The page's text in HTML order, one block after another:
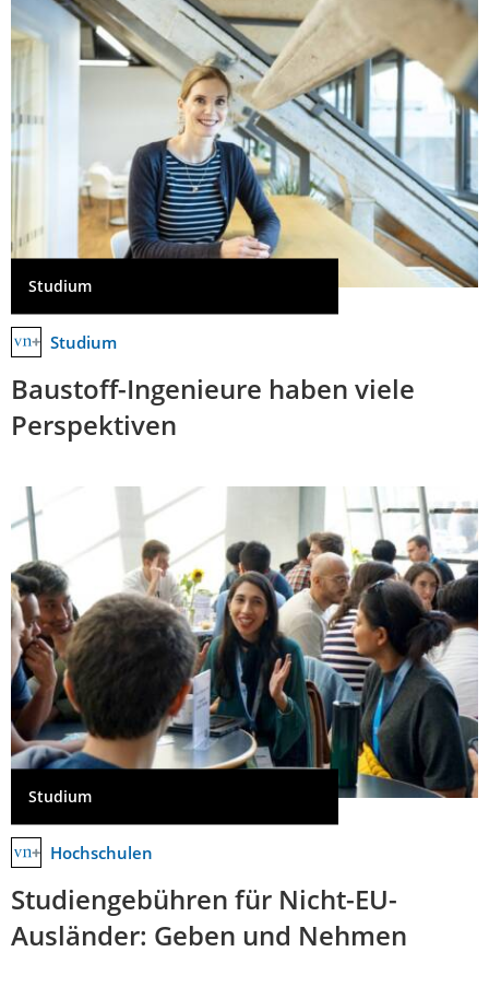
Studium
Studium
Baustoff-Ingenieure haben viele
Perspektiven
Studium
Hochschulen
Studiengebühren für Nicht-EU-
Ausländer: Geben und Nehmen